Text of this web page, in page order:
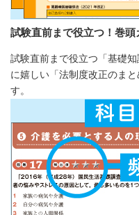
試験直前まで役立つ！巻頭
試験直前まで役立つ「基礎
に嬉しい「法制度改正のま
す。